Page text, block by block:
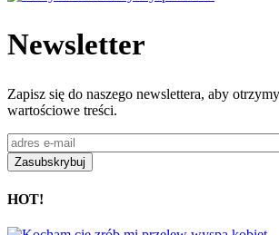
Newsletter
Zapisz się do naszego newslettera, aby
wartościowe treści.
HOT!